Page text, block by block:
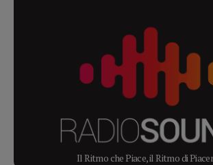
Il Ritmo che Piace, il Ritmo di